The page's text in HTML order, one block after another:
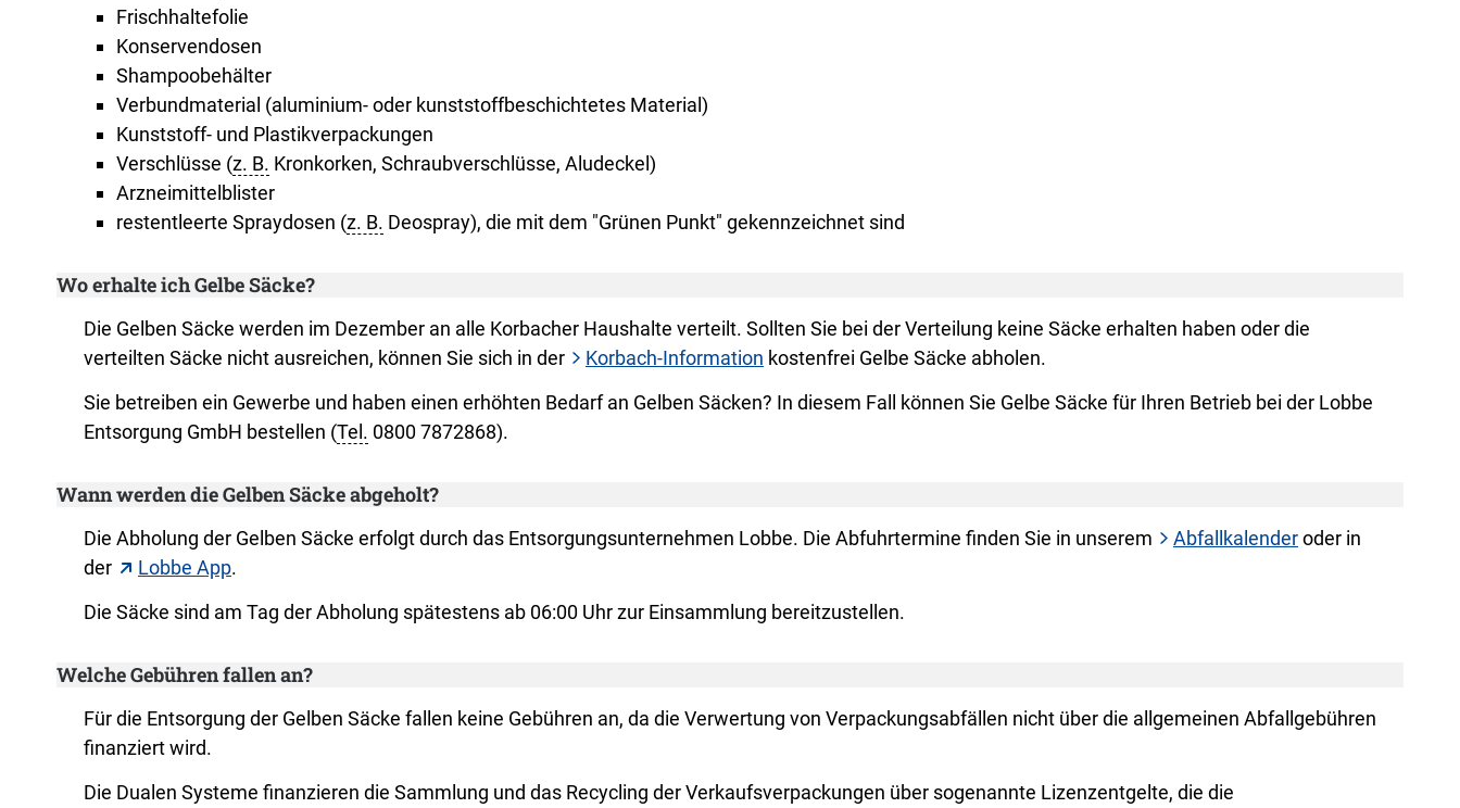
Frischhaltefolie
Konservendosen
Shampoobehälter
Verbundmaterial (aluminium- oder kunststoffbeschichtetes Material)
Kunststoff- und Plastikverpackungen
Verschlüsse (z. B. Kronkorken, Schraubverschlüsse, Aludeckel)
Arzneimittelblister
restentleerte Spraydosen (z. B. Deospray), die mit dem "Grünen Punkt" gekennzeichnet sind
Wo erhalte ich Gelbe Säcke?
Die Gelben Säcke werden im Dezember an alle Korbacher Haushalte verteilt. Sollten Sie bei der Verteilung keine Säcke erhalten haben oder die
verteilten Säcke nicht ausreichen, können Sie sich in der
Korbach-Information kostenfrei Gelbe Säcke abholen.
Sie betreiben ein Gewerbe und haben einen erhöhten Bedarf an Gelben Säcken? In diesem Fall können Sie Gelbe Säcke für Ihren Betrieb bei der Lobbe
Entsorgung GmbH bestellen (Tel. 0800 7872868).
Wann werden die Gelben Säcke abgeholt?
Die Abholung der Gelben Säcke erfolgt durch das Entsorgungsunternehmen Lobbe. Die Abfuhrtermine finden Sie in unserem Abfallkalenderoder in
der
Lobbe App.
Die Säcke sind am Tag der Abholung spätestens ab 06:00 Uhr zur Einsammlung bereitzustellen.
Welche Gebühren fallen an?
Für die Entsorgung der Gelben Säcke fallen keine Gebühren an, da die Verwertung von Verpackungsabfällen nicht über die allgemeinen Abfallgebühren
finanziert wird.
Die Dualen Systeme finanzieren die Sammlung und das Recycling der Verkaufsverpackungen über sogenannte Lizenzentgelte, die die